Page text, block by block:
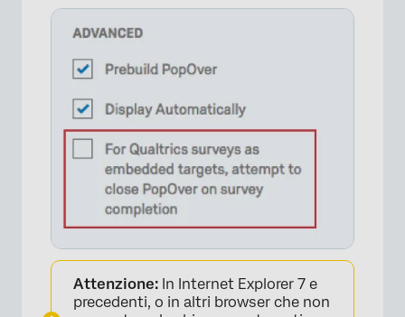
Attenzione: In Internet Explorer 7 e
precedenti, o in altri browser che non